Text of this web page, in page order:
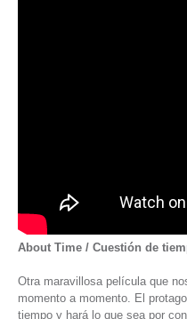
About Time / Cuestión de
Otra maravillosa película que
momento a momento. El
tiempo y hará lo que sea por